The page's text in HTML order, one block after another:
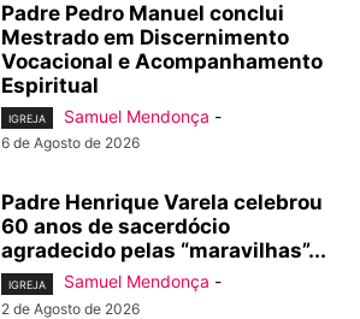
Padre Pedro Manuel conclui
Mestrado em Discernimento
Vocacional e Acompanhamento
Espiritual
IGREJA Samuel Mendonça -
6 de Agosto de 2026
Padre Henrique Varela celebrou
60 anos de sacerdócio
agradecido pelas “maravilhas”...
IGREJA Samuel Mendonça -
2 de Agosto de 2026